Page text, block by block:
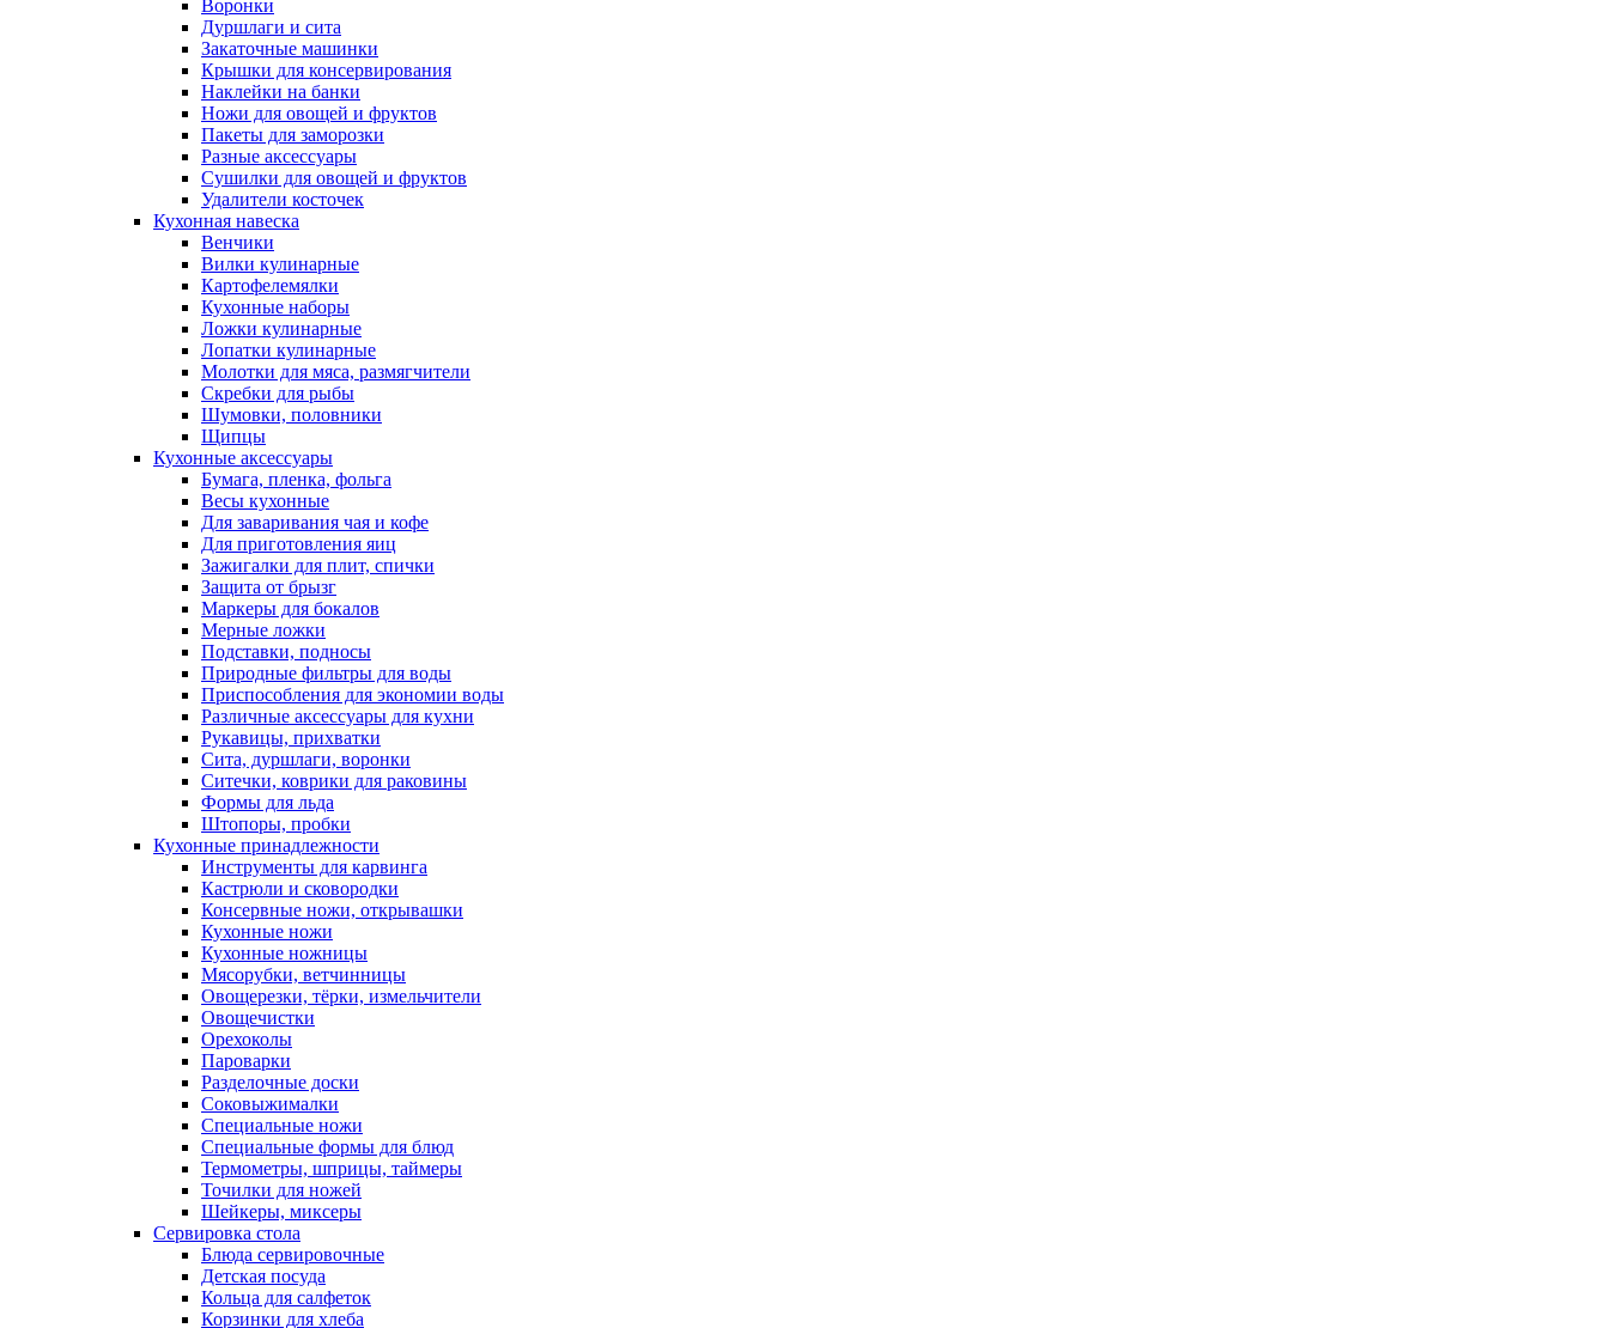
Воронки
Дуршлаги и сита
Закаточные машинки
Крышки для консервирования
Наклейки на банки
Ножи для овощей и фруктов
Пакеты для заморозки
Разные аксессуары
Сушилки для овощей и фруктов
Удалители косточек
Кухонная навеска
Венчики
Вилки кулинарные
Картофелемялки
Кухонные наборы
Ложки кулинарные
Лопатки кулинарные
Молотки для мяса, размягчители
Скребки для рыбы
Шумовки, половники
Щипцы
Кухонные аксессуары
Бумага, пленка, фольга
Весы кухонные
Для заваривания чая и кофе
Для приготовления яиц
Зажигалки для плит, спички
Защита от брызг
Маркеры для бокалов
Мерные ложки
Подставки, подносы
Природные фильтры для воды
Приспособления для экономии воды
Различные аксессуары для кухни
Рукавицы, прихватки
Сита, дуршлаги, воронки
Ситечки, коврики для раковины
Формы для льда
Штопоры, пробки
Кухонные принадлежности
Инструменты для карвинга
Кастрюли и сковородки
Консервные ножи, открывашки
Кухонные ножи
Кухонные ножницы
Мясорубки, ветчинницы
Овощерезки, тёрки, измельчители
Овощечистки
Орехоколы
Пароварки
Разделочные доски
Соковыжималки
Специальные ножи
Специальные формы для блюд
Термометры, шприцы, таймеры
Точилки для ножей
Шейкеры, миксеры
Сервировка стола
Блюда сервировочные
Детская посуда
Кольца для салфеток
Корзинки для хлеба